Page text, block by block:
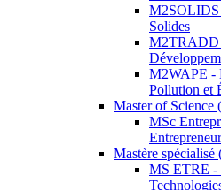
M2SOLIDS
Solides
M2TRADD
M2WAPE -
Pollution et
Master of Science
MSc
Mastère spécialisé
MS ETRE -